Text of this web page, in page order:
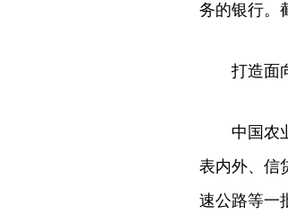
务的银行。
打造面向
中国农业
表内外、信
速公路等一